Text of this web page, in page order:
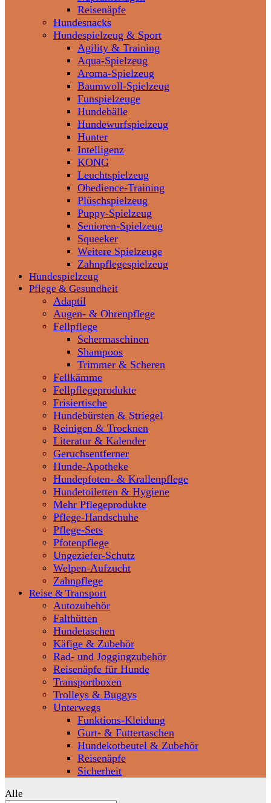
Reisenäpfe
Hundesnacks
Hundespielzeug & Sport
Agility & Training
Aqua-Spielzeug
Aroma-Spielzeug
Baumwoll-Spielzeug
Funspielzeuge
Hundebälle
Hundewurfspielzeug
Hunter
Intelligenz
KONG
Leuchtspielzeug
Obedience-Training
Plüschspielzeug
Puppy-Spielzeug
Senioren-Spielzeug
Squeeker
Weitere Spielzeuge
Zahnpflegespielzeug
Hundespielzeug
Pflege & Gesundheit
Adaptil
Augen- & Ohrenpflege
Fellpflege
Schermaschinen
Shampoos
Trimmer & Scheren
Fellkämme
Fellpflegeprodukte
Frisiertische
Hundebürsten & Striegel
Reinigen & Trocknen
Literatur & Kalender
Geruchsentferner
Hunde-Apotheke
Hundepfoten- & Krallenpflege
Hundetoiletten & Hygiene
Mehr Pflegeprodukte
Pflege-Handschuhe
Pflege-Sets
Pfotenpflege
Ungeziefer-Schutz
Welpen-Aufzucht
Zahnpflege
Reise & Transport
Autozubehör
Falthütten
Hundetaschen
Käfige & Zubehör
Rad- und Joggingzubehör
Reisenäpfe für Hunde
Transportboxen
Trolleys & Buggys
Unterwegs
Funktions-Kleidung
Gurt- & Futtertaschen
Hundekotbeutel & Zubehör
Reisenäpfe
Sicherheit
Alle